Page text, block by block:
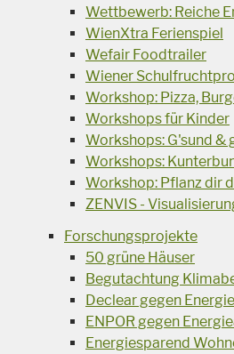
Wettbewerb: Reiche
WienXtra Ferienspiel
Wefair Foodtrailer
Wiener
Workshop: Pizza,
Workshops für Kinder
Workshops: G'sund &
Workshops:
Workshop: Pflanz dir
ZENVIS -
Forschungsprojekte
50 grüne Häuser
Begutachtung
Declear gegen
ENPOR gegen
Energiesparend